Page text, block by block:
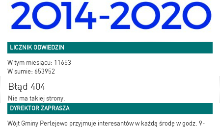
LICZNIK ODWIEDZIN
W tym miesiącu: 11653
W sumie: 653952
Błąd 404
Nie ma takiej strony.
DYREKTOR ZAPRASZA
Wójt Gminy Perlejewo przyjmuje interesantów w każdą środę w godz. 9-